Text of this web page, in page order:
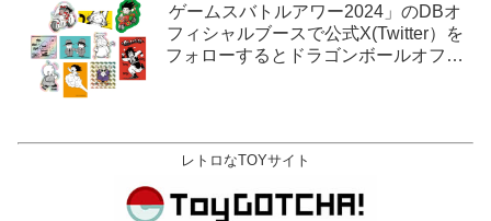
ゲームスバトルアワー2024」のDBオ
フィシャルブースで公式X(Twitter）を
フォローするとドラゴンボールオフィ
レトロなTOYサイト